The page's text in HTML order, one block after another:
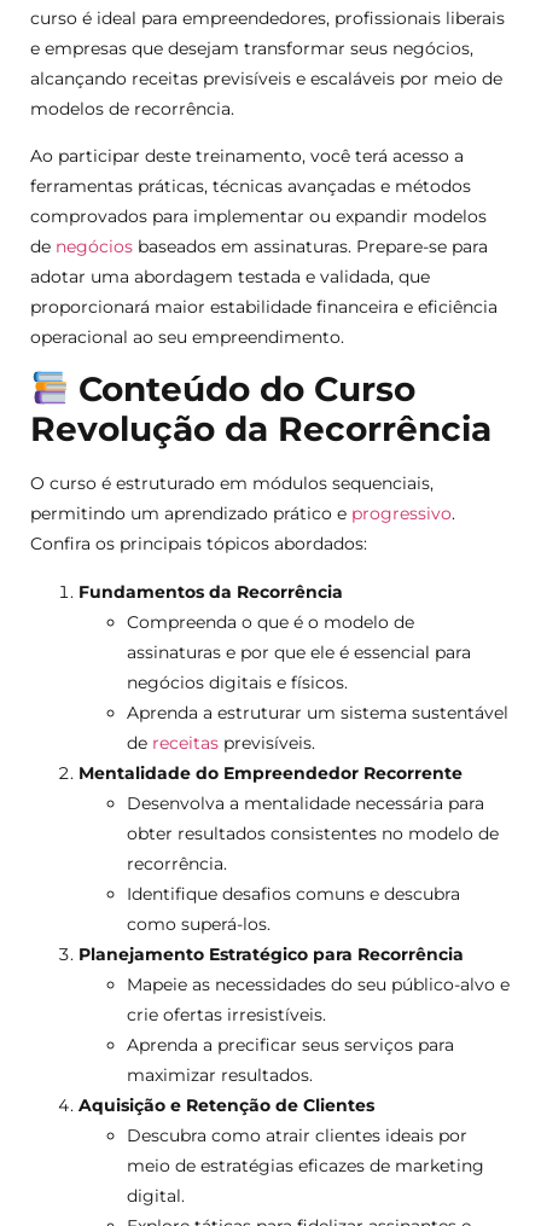
curso é ideal para empreendedores, profissionais liberais
e empresas que desejam transformar seus negócios,
alcançando receitas previsíveis e escaláveis por meio de
modelos de recorrência.
Ao participar deste treinamento, você terá acesso a
ferramentas práticas, técnicas avançadas e métodos
comprovados para implementar ou expandir modelos
de negócios baseados em assinaturas. Prepare-se para
adotar uma abordagem testada e validada, que
proporcionará maior estabilidade financeira e eficiência
operacional ao seu empreendimento.
Conteúdo do Curso
Revolução da Recorrência
O curso é estruturado em módulos sequenciais,
permitindo um aprendizado prático e progressivo.
Confira os principais tópicos abordados:
Fundamentos da Recorrência
Compreenda o que é o modelo de
assinaturas e por que ele é essencial para
negócios digitais e físicos.
Aprenda a estruturar um sistema sustentável
de receitas previsíveis.
Mentalidade do Empreendedor Recorrente
Desenvolva a mentalidade necessária para
obter resultados consistentes no modelo de
recorrência.
Identifique desafios comuns e descubra
como superá-los.
Planejamento Estratégico para Recorrência
Mapeie as necessidades do seu público-alvo e
crie ofertas irresistíveis.
Aprenda a precificar seus serviços para
maximizar resultados.
Aquisição e Retenção de Clientes
Descubra como atrair clientes ideais por
meio de estratégias eficazes de marketing
digital.